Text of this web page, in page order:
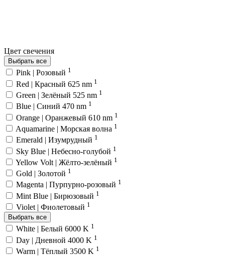
Цвет свечения
Выбрать все
Pink | Розовый 1
Red | Красный 625 nm 1
Green | Зелёный 525 nm 1
Blue | Синий 470 nm 1
Orange | Оранжевый 610 nm 1
Aquamarine | Морская волна 1
Emerald | Изумрудный 1
Sky Blue | Небесно-голубой 1
Yellow Volt | Жёлто-зелёный 1
Gold | Золотой 1
Magenta | Пурпурно-розовый 1
Mint Blue | Бирюзовый 1
Violet | Фиолетовый 1
Выбрать все
White | Белый 6000 K 1
Day | Дневной 4000 K 1
Warm | Тёплый 3500 K 1